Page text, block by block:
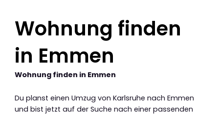
Wohnung finden
in Emmen
Wohnung finden in Emmen
Du planst einen Umzug von Karlsruhe nach Emmen
und bist jetzt auf der Suche nach einer passenden